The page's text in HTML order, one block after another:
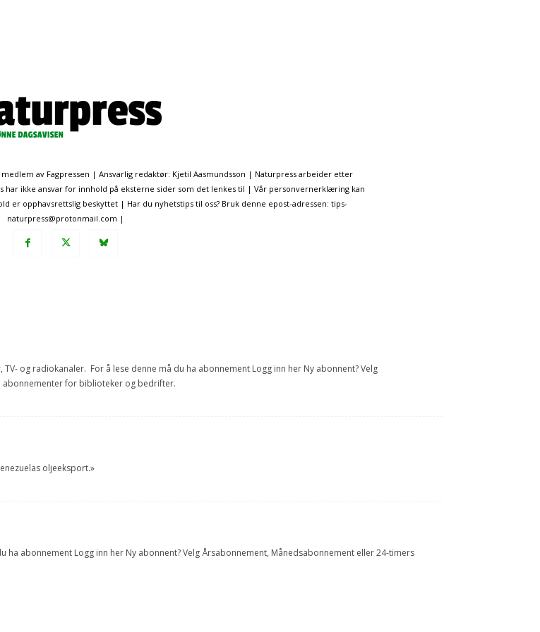
medlem av Fagpressen | Ansvarlig redaktør: Kjetil Aasmundsson | Naturpress arbeider etter
har ikke ansvar for innhold på eksterne sider som det lenkes til | Vår personvernerklæring kan
er opphavsrettslig beskyttet | Har du nyhetstips til oss? Bruk denne epost-adressen: tips-
naturpress@protonmail.com |
og radiokanaler. For å lese denne må du ha abonnement Logg inn her Ny abonnent? Velg
abonnementer for biblioteker og bedrifter.
oljeeksport.»
abonnement Logg inn her Ny abonnent? Velg Årsabonnement, Månedsabonnement eller 24-timers